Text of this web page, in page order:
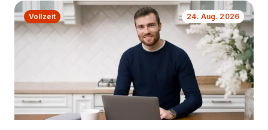
24. Aug. 2026
Vollzeit